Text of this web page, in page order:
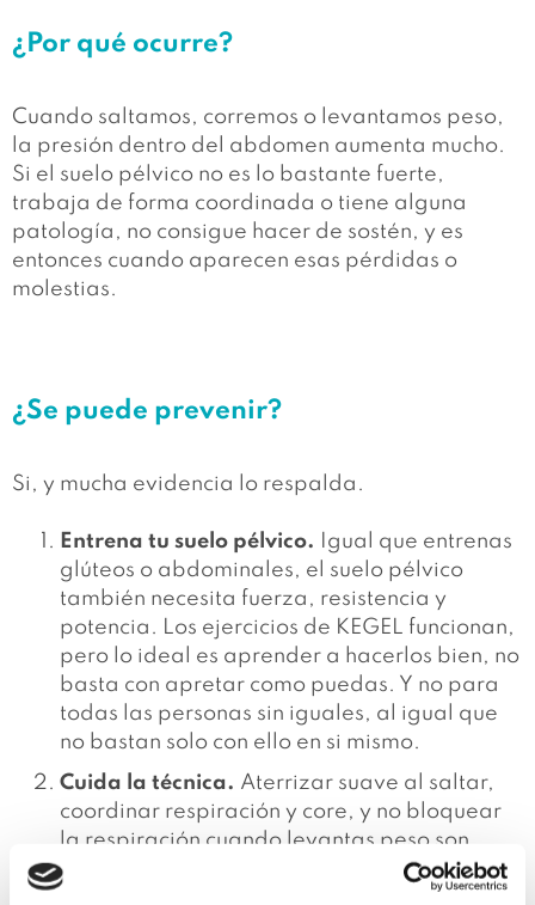
¿Por qué ocurre?
Cuando saltamos, corremos o levantamos peso,
la presión dentro del abdomen aumenta mucho.
Si el suelo pélvico no es lo bastante fuerte,
trabaja de forma coordinada o tiene alguna
patología, no consigue hacer de sostén, y es
entonces cuando aparecen esas pérdidas o
molestias.
¿Se puede prevenir?
Si, y mucha evidencia lo respalda.
Entrena tu suelo pélvico.
Igual que entrenas
glúteos o abdominales, el suelo pélvico
también necesita fuerza, resistencia y
potencia. Los ejercicios de KEGEL funcionan,
pero lo ideal es aprender a hacerlos bien, no
basta con apretar como puedas. Y no para
todas las personas sin iguales, al igual que
no bastan solo con ello en si mismo.
Cuida la técnica. Aterrizar suave al saltar,
coordinar respiración y core, y no bloquear
la respiración cuando levantas peso son
claves. Tu cuerpo debe trabajar coordinado
para que tu suelo pélvico no sufra de mas.